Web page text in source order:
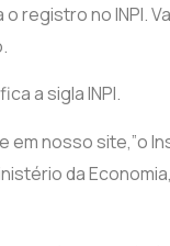
registro no INPI.
a sigla INPI.
nosso site,”o
da